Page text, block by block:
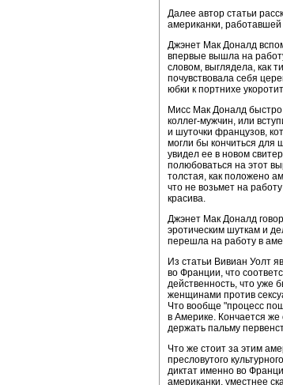
Далее автор статьи
американки,
Джэнет Мак Доналд
впервые вышла на
словом, выглядела, как
почувствовала себя
юбки к портнихе
Мисс Мак Доналд
коллег-мужчин, или
и шуточки французов,
могли бы кончиться для
увидел ее в новом
полюбоваться на этот
толстая, как положено
что не возьмет на
красива.
Джэнет Мак Доналд
эротическим шуткам и
перешла на работу в
Из статьи Вивиан Уолт
во Франции, что
действенность, что уже
женщинами против
Что вообще "процесс
в Америке. Кончается
держать пальму
Что же стоит за этим
пресловутого
диктат именно во
американки, уместнее